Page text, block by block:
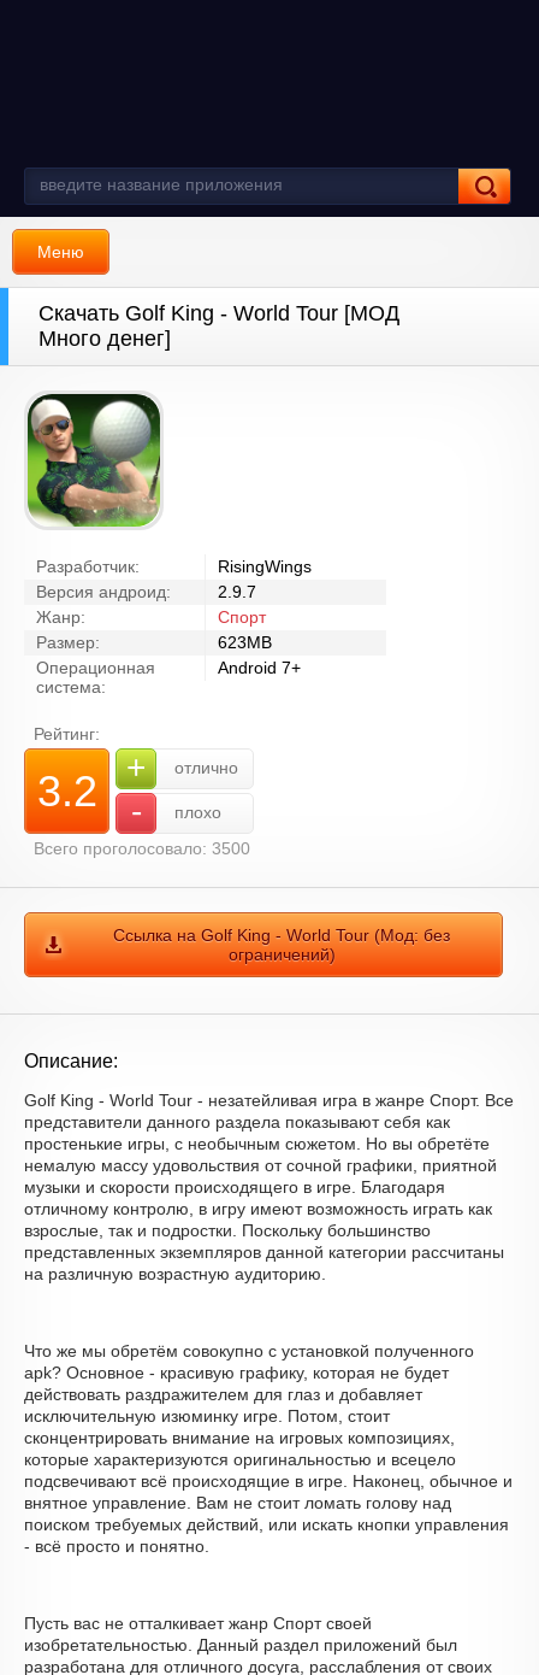
Меню
Скачать Golf King - World Tour [МОД
Много денег]
Разработчик:
RisingWings
Версия андроид:
2.9.7
Жанр:
Спорт
Размер:
623MB
Операционная
система:
Android 7+
Рейтинг:
3.2 + отлично
-
плохо
Всего проголосовало: 3500
Ссылка на Golf King - World Tour (Мод: без
ограничений)
Описание:
Golf King - World Tour - незатейливая игра в жанре Спорт. Все
представители данного раздела показывают себя как
простенькие игры, с необычным сюжетом. Но вы обретёте
немалую массу удовольствия от сочной графики, приятной
музыки и скорости происходящего в игре. Благодаря
отличному контролю, в игру имеют возможность играть как
взрослые, так и подростки. Поскольку большинство
представленных экземпляров данной категории рассчитаны
на различную возрастную аудиторию.
Что же мы обретём совокупно с установкой полученного
apk? Основное - красивую графику, которая не будет
действовать раздражителем для глаз и добавляет
исключительную изюминку игре. Потом, стоит
сконцентрировать внимание на игровых композициях,
которые характеризуются оригинальностью и всецело
подсвечивают всё происходящие в игре. Наконец, обычное и
внятное управление. Вам не стоит ломать голову над
поиском требуемых действий, или искать кнопки управления
- всё просто и понятно.
Пусть вас не отталкивает жанр Спорт своей
изобретательностью. Данный раздел приложений был
разработана для отличного досуга, расслабления от своих